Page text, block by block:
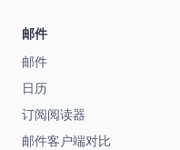
邮件
邮件
日历
订阅阅读器
邮件客户端对比